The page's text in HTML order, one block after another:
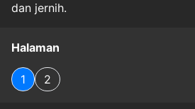
dan jernih.
Halaman
1 2